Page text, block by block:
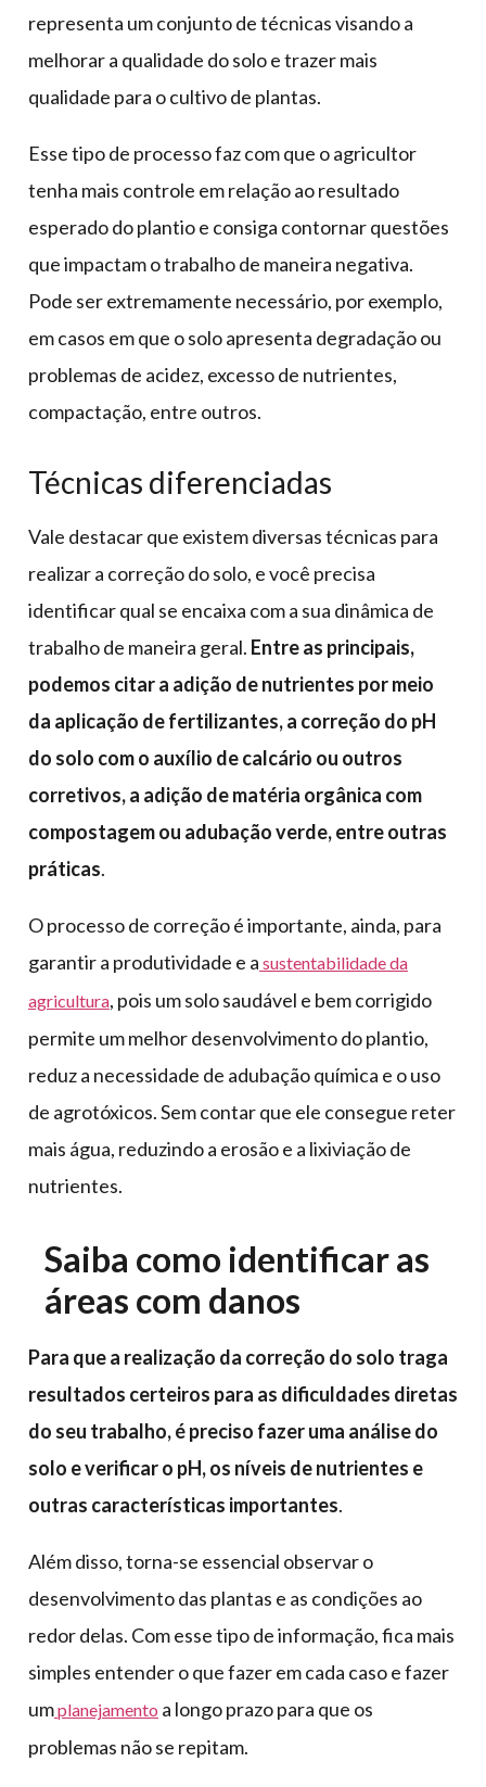
representa um conjunto de técnicas visando a
melhorar a qualidade do solo e trazer mais
qualidade para o cultivo de plantas.
Esse tipo de processo faz com que o agricultor
tenha mais controle em relação ao resultado
esperado do plantio e consiga contornar questões
que impactam o trabalho de maneira negativa.
Pode ser extremamente necessário, por exemplo,
em casos em que o solo apresenta degradação ou
problemas de acidez, excesso de nutrientes,
compactação, entre outros.
Técnicas diferenciadas
Vale destacar que existem diversas técnicas para
realizar a correção do solo, e você precisa
identificar qual se encaixa com a sua dinâmica de
trabalho de maneira geral. Entre as principais,
podemos citar a adição de nutrientes por meio
da aplicação de fertilizantes, a correção do pH
do solo com o auxílio de calcário ou outros
corretivos, a adição de matéria orgânica com
compostagem ou adubação verde, entre outras
práticas.
O processo de correção é importante, ainda, para
garantir a produtividade e a sustentabilidade da
agricultura, pois um solo saudável e bem corrigido
permite um melhor desenvolvimento do plantio,
reduz a necessidade de adubação química e o uso
de agrotóxicos. Sem contar que ele consegue reter
mais água, reduzindo a erosão e a lixiviação de
nutrientes.
Saiba como identificar as
áreas com danos
Para que a realização da correção do solo traga
resultados certeiros para as dificuldades diretas
do seu trabalho, é preciso fazer uma análise do
solo e verificar o pH, os níveis de nutrientes e
outras características importantes.
Além disso, torna-se essencial observar o
desenvolvimento das plantas e as condições ao
redor delas. Com esse tipo de informação, fica mais
simples entender o que fazer em cada caso e fazer
umplanejamento a longo prazo para que os
problemas não se repitam.